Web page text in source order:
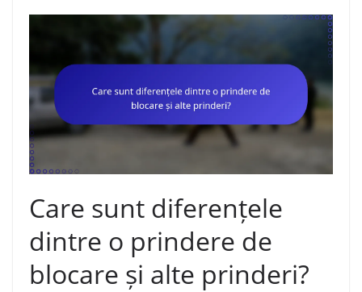
Care sunt diferențele
dintre o prindere de
blocare și alte prinderi?